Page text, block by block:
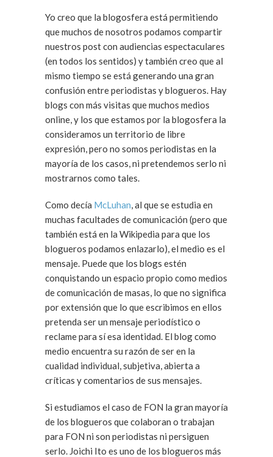
Yo creo que la blogosfera está permitiendo
que muchos de nosotros podamos compartir
nuestros post con audiencias espectaculares
(en todos los sentidos) y también creo que al
mismo tiempo se está generando una gran
confusión entre periodistas y blogueros. Hay
blogs con más visitas que muchos medios
online, y los que estamos por la blogosfera la
consideramos un territorio de libre
expresión, pero no somos periodistas en la
mayoría de los casos, ni pretendemos serlo ni
mostrarnos como tales.
Como decía McLuhan, al que se estudia en
muchas facultades de comunicación (pero que
también está en la Wikipedia para que los
blogueros podamos enlazarlo),el medio es el
mensaje. Puede que los blogs estén
conquistando un espacio propio como medios
de comunicación de masas, lo que no significa
por extensión que lo que escribimos en ellos
pretenda ser un mensaje periodístico o
reclame para sí esa identidad. El blog como
medio encuentra su razón de ser en la
cualidad individual, subjetiva, abierta a
críticas y comentarios de sus mensajes.
Si estudiamos el caso de FON la gran mayoría
de los blogueros que colaboran o trabajan
para FON ni son periodistas ni persiguen
serlo. Joichi Ito es uno de los blogueros más